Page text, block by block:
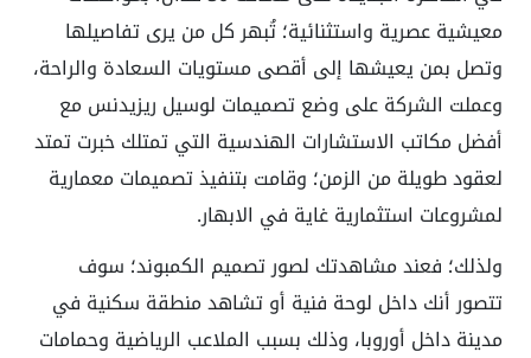
معيشية عصرية واستثنائية؛ تُبهر كل من يرى تفاصيلها
وتصل بمن يعيشها إلى أقصى مستويات السعادة والراحة،
وعملت الشركة على وضع تصميمات لوسيل ريزيدنس مع
أفضل مكاتب الاستشارات الهندسية التي تمتلك خبرت تمتد
لعقود طويلة من الزمن؛ وقامت بتنفيذ تصميمات معمارية
لمشروعات استثمارية غاية في الابهار.
ولذلك؛ فعند مشاهدتك لصور تصميم الكمبوند؛ سوف
تتصور أنك داخل لوحة فنية أو تشاهد منطقة سكنية في
مدينة داخل أوروبا، وذلك بسبب الملاعب الرياضية وحمامات